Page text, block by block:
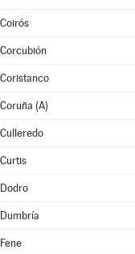
Coirós
Corcubión
Coristanco
Coruña (A)
Culleredo
Curtis
Dodro
Dumbría
Fene